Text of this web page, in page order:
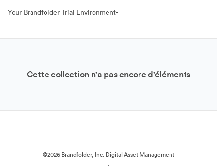
Your Brandfolder Trial Environment-
Cette collection n'a pas encore d'éléments
©2026 Brandfolder, Inc. Digital Asset Management